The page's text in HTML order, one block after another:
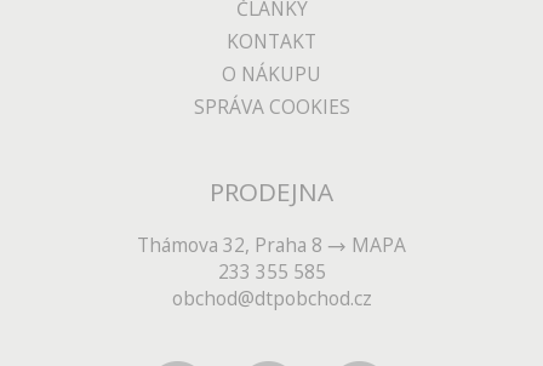
ČLÁNKY
KONTAKT
O NÁKUPU
SPRÁVA COOKIES
PRODEJNA
Thámova 32, Praha 8
MAPA
233 355 585
obchod@dtpobchod.cz